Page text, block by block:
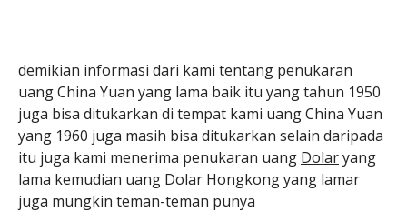
demikian informasi dari kami tentang penukaran
uang China Yuan yang lama baik itu yang tahun 1950
juga bisa ditukarkan di tempat kami uang China Yuan
yang 1960 juga masih bisa ditukarkan selain daripada
itu juga kami menerima penukaran uang Dolaryang
lama kemudian uang Dolar Hongkong yang lamar
juga mungkin teman-teman punya